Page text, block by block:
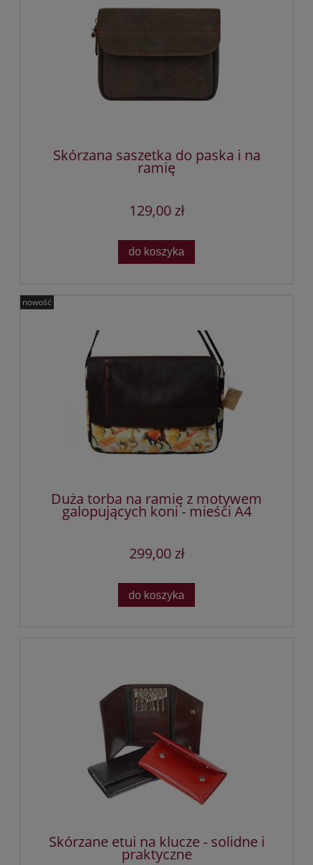
Skórzana saszetka do paska i na
ramię
129,00 zł
do koszyka
Duża torba na ramię z motywem
galopujących koni - mieści A4
299,00 zł
do koszyka
nowość
Skórzane etui na klucze - solidne i
praktyczne